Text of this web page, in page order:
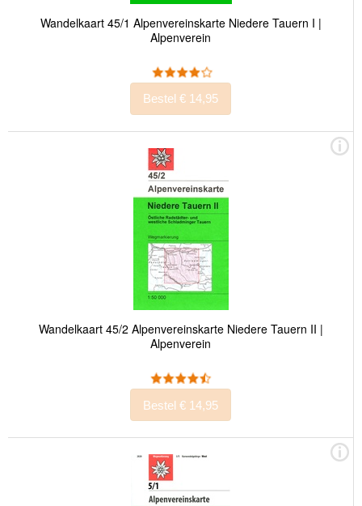
Wandelkaart 45/1 Alpenvereinskarte Niedere Tauern I |
Alpenverein
Bestel € 14,95
Wandelkaart 45/2 Alpenvereinskarte Niedere Tauern II |
Alpenverein
Bestel € 14,95